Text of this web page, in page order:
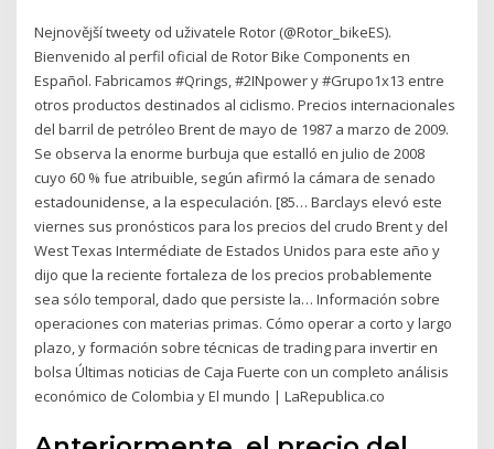
Nejnovější tweety od uživatele Rotor (@Rotor_bikeES).
Bienvenido al perfil oficial de Rotor Bike Components en
Español. Fabricamos #Qrings, #2INpower y #Grupo1x13 entre
otros productos destinados al ciclismo. Precios internacionales
del barril de petróleo Brent de mayo de 1987 a marzo de 2009.
Se observa la enorme burbuja que estalló en julio de 2008
cuyo 60 % fue atribuible, según afirmó la cámara de senado
estadounidense, a la especulación. [85… Barclays elevó este
viernes sus pronósticos para los precios del crudo Brent y del
West Texas Intermédiate de Estados Unidos para este año y
dijo que la reciente fortaleza de los precios probablemente
sea sólo temporal, dado que persiste la… Información sobre
operaciones con materias primas. Cómo operar a corto y largo
plazo, y formación sobre técnicas de trading para invertir en
bolsa Últimas noticias de Caja Fuerte con un completo análisis
económico de Colombia y El mundo | LaRepublica.co